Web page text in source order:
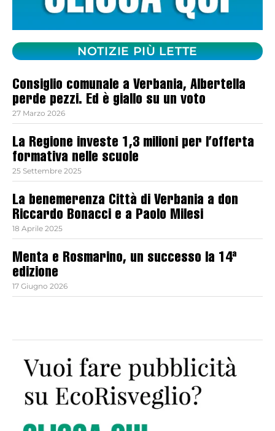
NOTIZIE PIÙ LETTE
Consiglio comunale a Verbania, Albertella
perde pezzi. Ed è giallo su un voto
27 Marzo 2026
La Regione investe 1,3 milioni per l’offerta
formativa nelle scuole
25 Settembre 2025
La benemerenza Città di Verbania a don
Riccardo Bonacci e a Paolo Milesi
18 Aprile 2025
Menta e Rosmarino, un successo la 14ª
edizione
17 Giugno 2026